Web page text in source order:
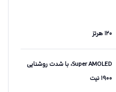
۱۲۰ هرتز
Super AMOLED،‌ با شدت روشنایی
۱۹۰۰ نیت